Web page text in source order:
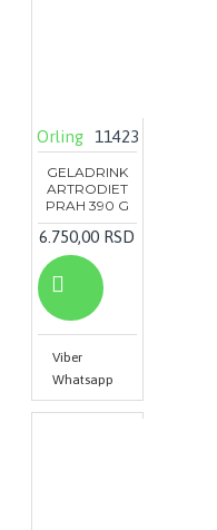
Orling 11423
GELADRINK
ARTRODIET
PRAH 390 G
6.750,00 RSD
Viber
Whatsapp